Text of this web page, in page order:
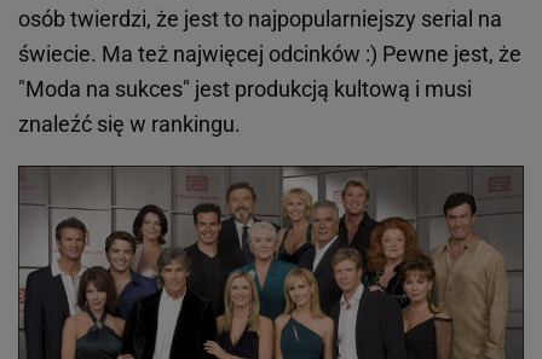
osób twierdzi, że jest to najpopularniejszy serial na
świecie. Ma też najwięcej odcinków :) Pewne jest, że
"Moda na sukces" jest produkcją kultową i musi
znaleźć się w rankingu.